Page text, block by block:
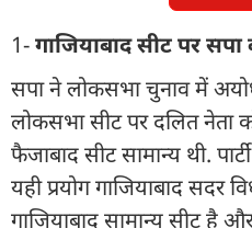
1-गाजियाबाद सीट पर
सपा ने लोकसभा चुनाव में
लोकसभा सीट पर दलित नेता
फैजाबाद सीट सामान्य थी.
यही प्रयोग गाजियाबाद सदर
गाजियाबाद सामान्य सीट है